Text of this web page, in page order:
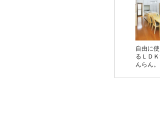
自由に
るＬＤ
んらん